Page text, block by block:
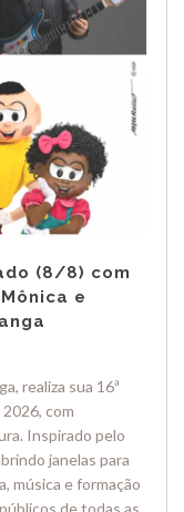
(8/8) com
e
realiza sua 16ª
com
Inspirado pelo
janelas para
música e formação
de todas as